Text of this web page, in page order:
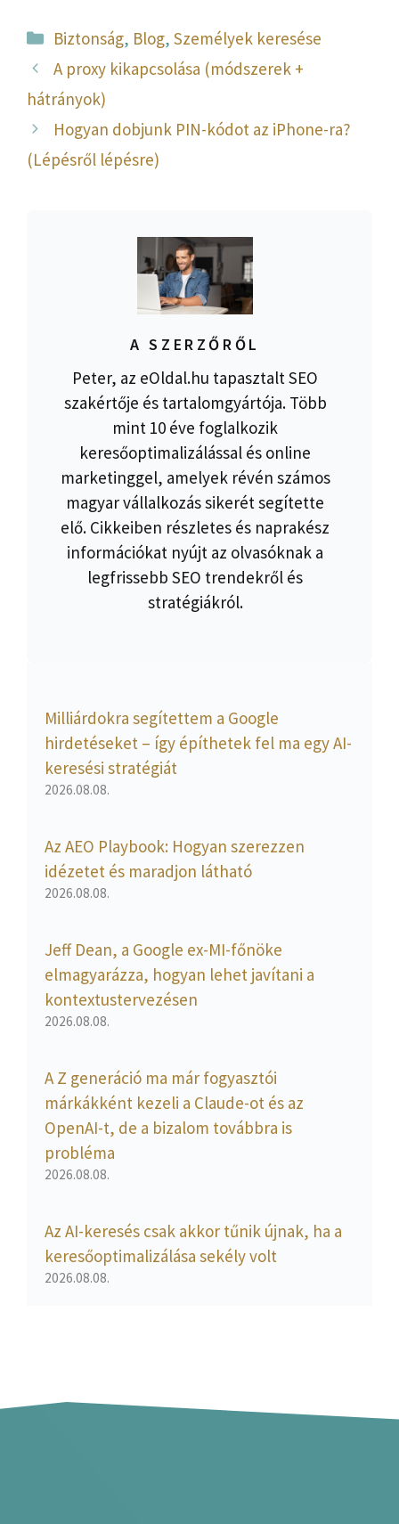
Kategória
Biztonság, Blog,Személyek keresése
A proxy kikapcsolása (módszerek +
hátrányok)
Hogyan dobjunk PIN-kódot az iPhone-ra?
(Lépésről lépésre)
A SZERZŐRŐL
Peter, az eOldal.hu tapasztalt SEO
szakértője és tartalomgyártója. Több
mint 10 éve foglalkozik
keresőoptimalizálással és online
marketinggel, amelyek révén számos
magyar vállalkozás sikerét segítette
elő. Cikkeiben részletes és naprakész
információkat nyújt az olvasóknak a
legfrissebb SEO trendekről és
stratégiákról.
Milliárdokra segítettem a Google
hirdetéseket – így építhetek fel ma egy AI-
keresési stratégiát
2026.08.08.
Az AEO Playbook: Hogyan szerezzen
idézetet és maradjon látható
2026.08.08.
Jeff Dean, a Google ex-MI-főnöke
elmagyarázza, hogyan lehet javítani a
kontextustervezésen
2026.08.08.
A Z generáció ma már fogyasztói
márkákként kezeli a Claude-ot és az
OpenAI-t, de a bizalom továbbra is
probléma
2026.08.08.
Az AI-keresés csak akkor tűnik újnak, ha a
keresőoptimalizálása sekély volt
2026.08.08.